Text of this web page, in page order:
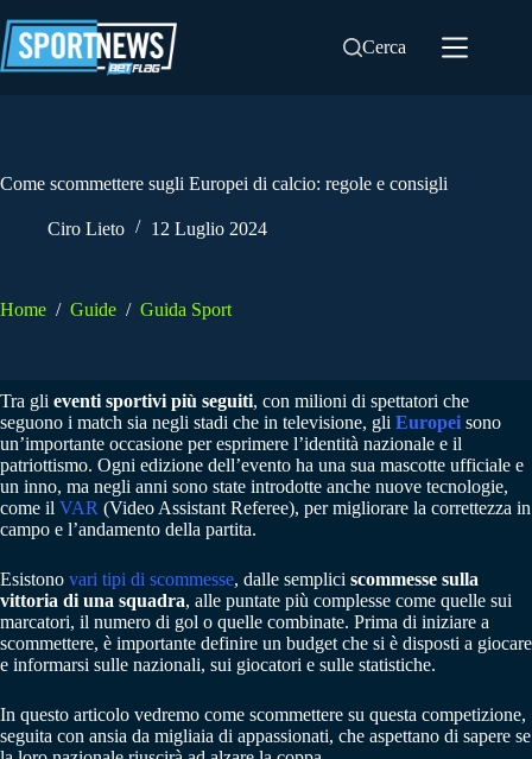
al
contenuto
Cerca
Come scommettere sugli Europei di calcio: regole e consigli
Ciro Lieto 12 Luglio 2024
Home / Guide / Guida Sport
Tra gli eventi sportivi più seguiti, con milioni di spettatori che
seguono i match sia negli stadi che in televisione, gli Europei sono
un’importante occasione per esprimere l’identità nazionale e il
patriottismo. Ogni edizione dell’evento ha una sua mascotte ufficiale e
un inno, ma negli anni sono state introdotte anche nuove tecnologie,
come il VAR (Video Assistant Referee), per migliorare la correttezza in
campo e l’andamento della partita.
Esistono vari tipi di scommesse, dalle semplici scommesse sulla
vittoria di una squadra, alle puntate più complesse come quelle sui
marcatori, il numero di gol o quelle combinate. Prima di iniziare a
scommettere, è importante definire un budget che si è disposti a giocare
e informarsi sulle nazionali, sui giocatori e sulle statistiche.
In questo articolo vedremo come scommettere su questa competizione,
seguita con ansia da migliaia di appassionati, che aspettano di sapere se